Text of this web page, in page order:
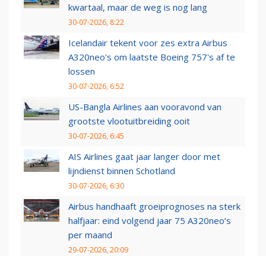
kwartaal, maar de weg is nog lang
30-07-2026, 8:22
Icelandair tekent voor zes extra Airbus
A320neo's om laatste Boeing 757's af te
lossen
30-07-2026, 6:52
US-Bangla Airlines aan vooravond van
grootste vlootuitbreiding ooit
30-07-2026, 6:45
AIS Airlines gaat jaar langer door met
lijndienst binnen Schotland
30-07-2026, 6:30
Airbus handhaaft groeiprognoses na sterk
halfjaar: eind volgend jaar 75 A320neo’s
per maand
29-07-2026, 20:09